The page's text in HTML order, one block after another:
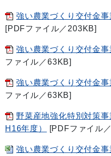
強い農業づくり交付金事
[PDFファイル／203KB]
強い農業づくり交付金事
ファイル／63KB]
強い農業づくり交付金事
ファイル／63KB]
野菜産地強化特別対策
H16年度）
[PDFファイル
強い農業づくり交付金